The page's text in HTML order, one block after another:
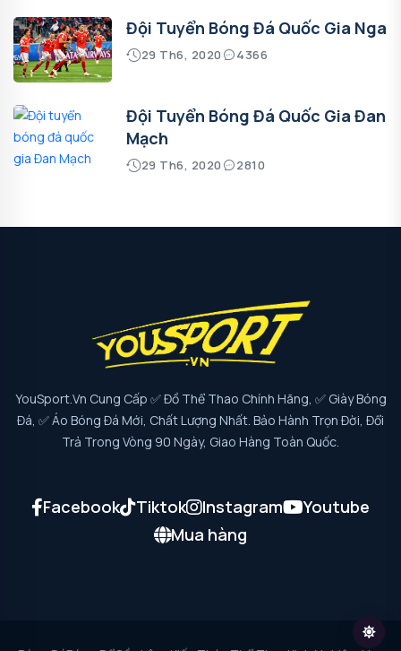
Đội Tuyển Bóng Đá Quốc Gia Nga
29 Th6, 2020 4366
Đội Tuyển Bóng Đá Quốc Gia Đan
Mạch
29 Th6, 2020 2810
YouSport.vn Cung Cấp ✅ Đồ Thể Thao Chính Hãng, ✅ Giày Bóng
Đá, ✅ Áo Bóng Đá Mới, Chất Lượng Nhất. Bảo Hành Trọn Đời, Đổi
Trả Trong Vòng 90 Ngày, Giao Hàng Toàn Quốc.
Facebook Tiktok Instagram
Youtube
Mua hàng